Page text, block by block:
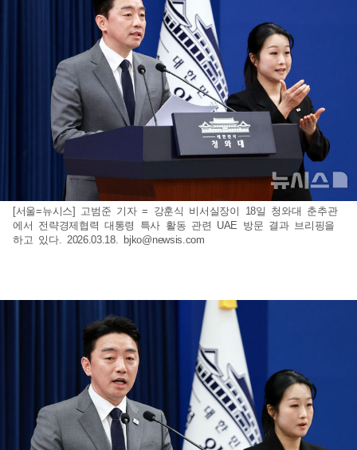
[서울=뉴시스] 고범준 기자 = 강훈식 비서실장이 18일 청와대 춘추관
에서 전략경제협력 대통령 특사 활동 관련 UAE 방문 결과 브리핑을
하고 있다. 2026.03.18. bjko@newsis.com